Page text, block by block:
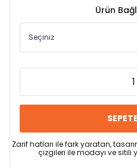
Ürün
Zarif hatları ile fark yaratan,
çizgileri ile modayı ve sitili